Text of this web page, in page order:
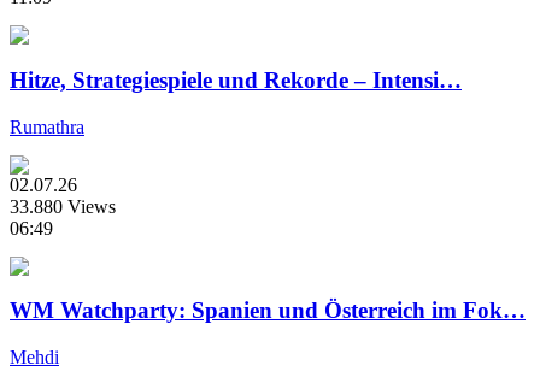
Hitze, Strategiespiele und Rekorde – Intensi…
Rumathra
02.07.26
33.880 Views
06:49
WM Watchparty: Spanien und Österreich im Fok…
Mehdi